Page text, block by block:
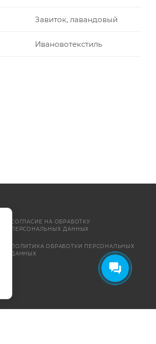
Завиток, лавандовый
Ивановотекстиль
СОГЛАСИЕ НА ОБРАБОТКУ
ПЕРСОНАЛЬНЫХ ДАННЫХ
ПОЛИТИКА ОБРАБОТКИ ПЕРСОНАЛЬНЫХ
ДАННЫХ